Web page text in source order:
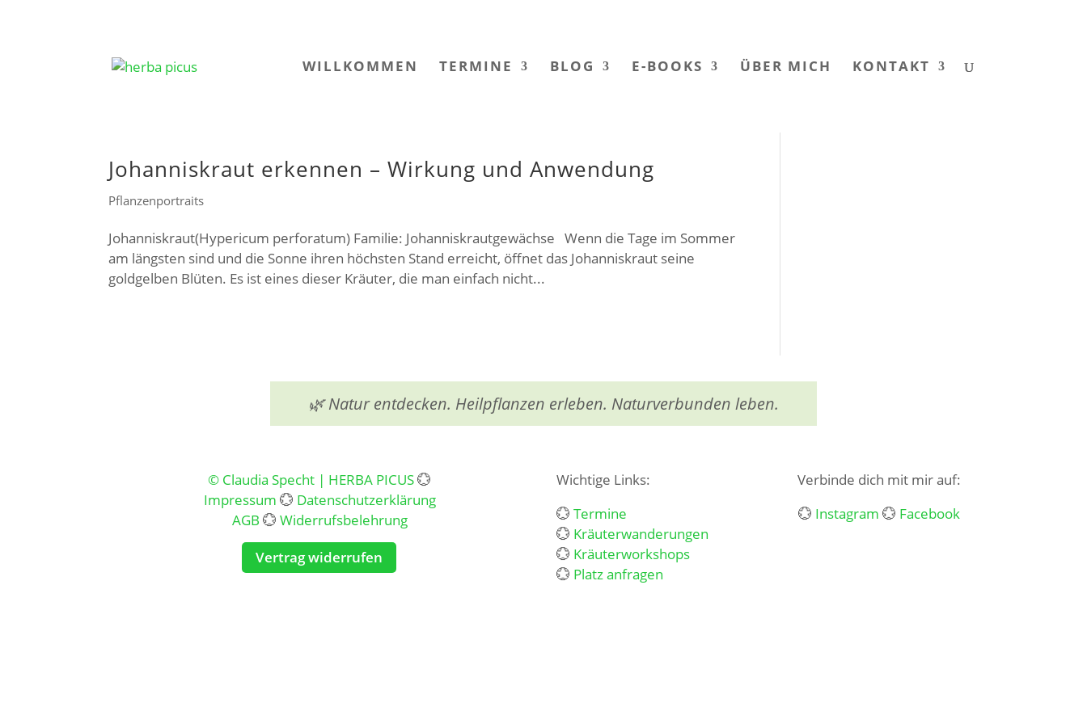
WILLKOMMEN TERMINE BLOG E-BOOKS ÜBER MICH KONTAKT
Johanniskraut erkennen – Wirkung und Anwendung
Pflanzenportraits
Johanniskraut(Hypericum perforatum) Familie: Johanniskrautgewächse Wenn die Tage im Sommer
am längsten sind und die Sonne ihren höchsten Stand erreicht, öffnet das Johanniskraut seine
goldgelben Blüten. Es ist eines dieser Kräuter, die man einfach nicht...
🌿 Natur entdecken. Heilpflanzen erleben. Naturverbunden leben.
© Claudia Specht | HERBA PICUS💮
Impressum 💮 Datenschutzerklärung
AGB 💮 Widerrufsbelehrung
Vertrag widerrufen
Wichtige Links:
💮Termine
💮 Kräuterwanderungen
💮 Kräuterworkshops
💮 Platz anfragen
Verbinde dich mit mir auf:
💮 Instagram 💮 Facebook